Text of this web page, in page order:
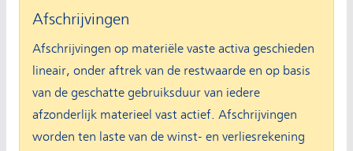
Afschrijvingen
Afschrijvingen op materiële vaste activa geschieden
lineair, onder aftrek van de restwaarde en op basis
van de geschatte gebruiksduur van iedere
afzonderlijk materieel vast actief. Afschrijvingen
worden ten laste van de winst- en verliesrekening